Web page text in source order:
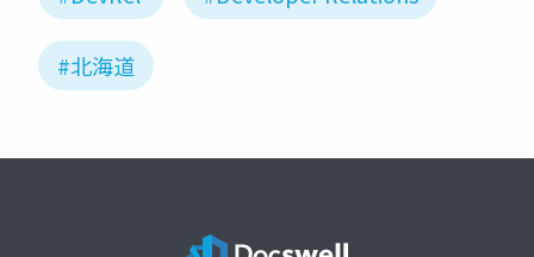
#北海道